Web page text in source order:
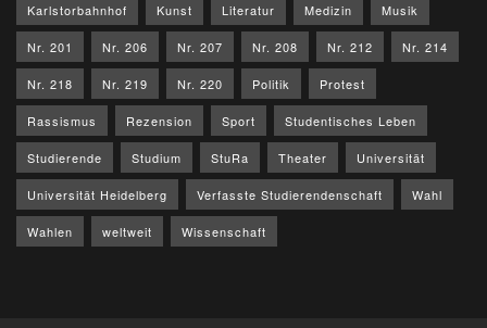
Karlstorbahnhof Kunst Literatur Medizin Musik
Nr. 201 Nr. 206 Nr. 207 Nr. 208 Nr. 212 Nr. 214
Nr. 218 Nr. 219 Nr. 220 Politik Protest
Rassismus Rezension Sport Studentisches Leben
Studierende Studium StuRa Theater Universität
Universität Heidelberg Verfasste Studierendenschaft Wahl
Wahlen weltweit Wissenschaft